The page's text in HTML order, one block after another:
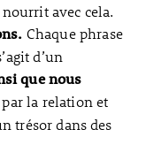
avec cela.
Chaque phrase
d’un
que nous
par la relation et
trésor dans des